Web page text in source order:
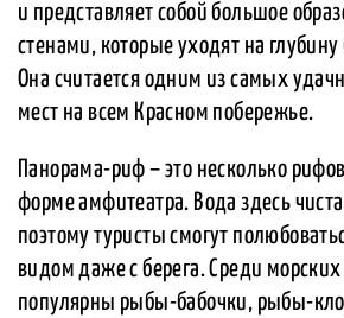
и представляет собой большое
стенами, которые уходят на
Она считается одним из самых
мест на всем Красном побережье.
Панорама-риф – это несколько
форме амфитеатра. Вода здесь
поэтому туристы смогут
видом даже с берега. Среди морских
популярны рыбы-бабочки, рыбы-